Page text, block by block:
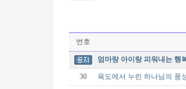
번호
엄마랑 아이랑 피워내는 행
30 육도에서 누린 하나님의 풍